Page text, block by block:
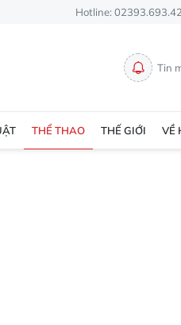
Hotline:
Tin
THỂ THAO THẾ GIỚI VỀ